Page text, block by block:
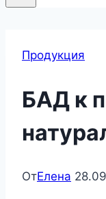
Продукция
БАД к
ОтЕлена